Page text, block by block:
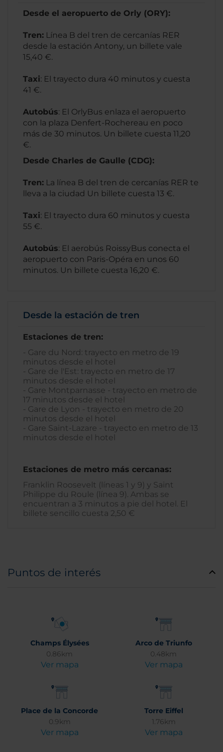
Desde el aeropuerto de Orly (ORY):
Tren: Línea B del tren de cercanías RER
desde la estación Antony, un billete vale
15,40 €.
Taxi: El trayecto dura 40 minutos y cuesta
41 €.
Autobús: El OrlyBus enlaza el aeropuerto
con la plaza Denfert-Rochereau en poco
más de 30 minutos. Un billete cuesta 11,20
€.
Desde Charles de Gaulle (CDG):
Tren: La línea B del tren de cercanías RER te
lleva a la ciudad Un billete cuesta 13 €.
Taxi: El trayecto dura 60 minutos y cuesta
55 €.
Autobús: El aerobús RoissyBus conecta el
aeropuerto con Paris-Opéra en unos 60
minutos. Un billete cuesta 16,20 €.
Desde la estación de tren
Estaciones de tren:
- Gare du Nord: trayecto en metro de 19
minutos desde el hotel
- Gare de l'Est: trayecto en metro de 17
minutos desde el hotel
- Gare Montparnasse - trayecto en metro de
17 minutos desde el hotel
- Gare de Lyon - trayecto en metro de 20
minutos desde el hotel
- Gare Saint-Lazare - trayecto en metro de 13
minutos desde el hotel
Estaciones de metro más cercanas:
Franklin Roosevelt (líneas 1 y 9) y Saint
Philippe du Roule (línea 9). Ambas se
encuentran a 3 minutos a pie del hotel. El
billete sencillo cuesta 2,50 €
Puntos de interés
Champs Élysées
0.86km
Ver mapa
Arco de Triunfo
0.48km
Ver mapa
Place de la Concorde
0.9km
Ver mapa
Torre Eiffel
1.76km
Ver mapa